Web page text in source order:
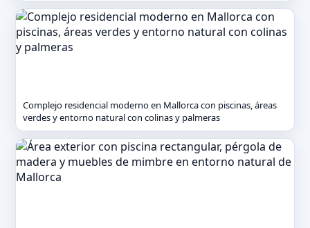
Complejo residencial moderno en Mallorca con piscinas, áreas
verdes y entorno natural con colinas y palmeras